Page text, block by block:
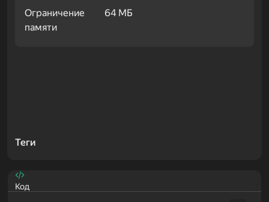
Ограничение
памяти
64 МБ
Теги
Код